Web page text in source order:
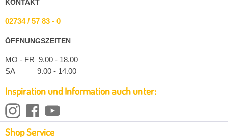
KONTAKT
02734 / 57 83 - 0
ÖFFNUNGSZEITEN
MO - FR 9.00 - 18.00
SA 9.00 - 14.00
Inspiration und Information auch unter:
Shop Service